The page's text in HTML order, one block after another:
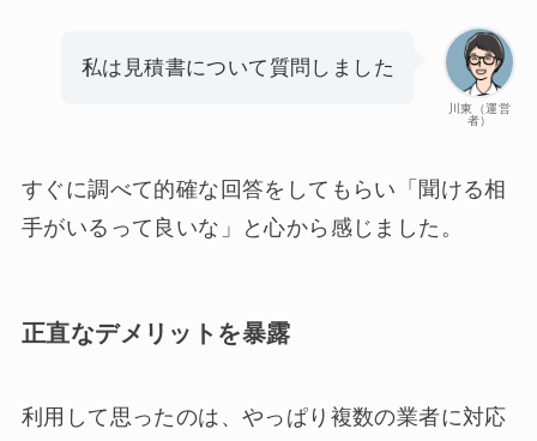
川東（運営
者）
私は見積書について質問しました
すぐに調べて的確な回答をしてもらい「聞ける相
手がいるって良いな」と心から感じました。
正直なデメリットを暴露
利用して思ったのは、やっぱり複数の業者に対応